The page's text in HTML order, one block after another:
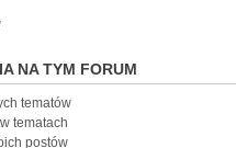
NA TYM FORUM
tematów
tematach
postów